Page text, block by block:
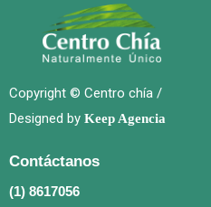
Copyright © Centro chía /
Designed by Keep Agencia
Contáctanos
(1) 8617056